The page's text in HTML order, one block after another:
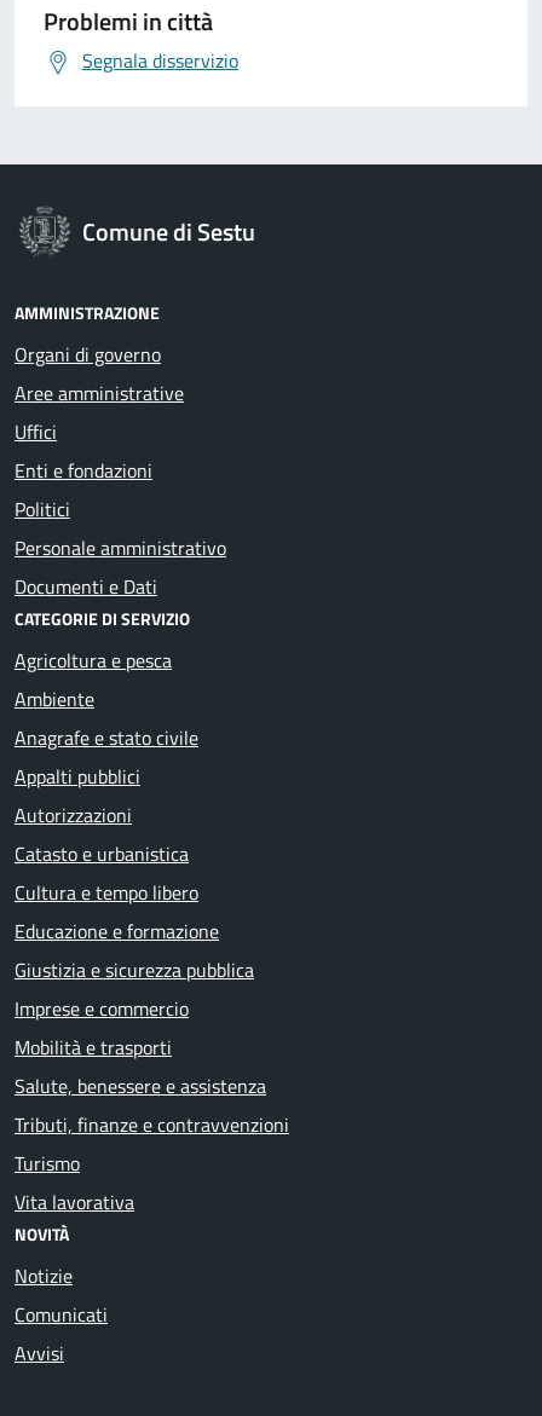
Problemi in città
Segnala disservizio
Comune di Sestu
AMMINISTRAZIONE
Organi di governo
Aree amministrative
Uffici
Enti e fondazioni
Politici
Personale amministrativo
Documenti e Dati
CATEGORIE DI SERVIZIO
Agricoltura e pesca
Ambiente
Anagrafe e stato civile
Appalti pubblici
Autorizzazioni
Catasto e urbanistica
Cultura e tempo libero
Educazione e formazione
Giustizia e sicurezza pubblica
Imprese e commercio
Mobilità e trasporti
Salute, benessere e assistenza
Tributi, finanze e contravvenzioni
Turismo
Vita lavorativa
NOVITÀ
Notizie
Comunicati
Avvisi